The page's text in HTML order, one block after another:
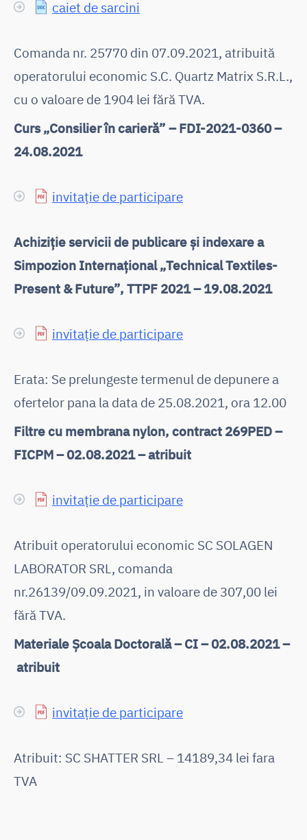
caiet de sarcini
Comanda nr. 25770 din 07.09.2021, atribuită
operatorului economic S.C. Quartz Matrix S.R.L.,
cu o valoare de 1904 lei fără TVA.
Curs „Consilier în carieră” – FDI-2021-0360 –
24.08.2021
invitație de participare
Achiziție servicii de publicare și indexare a
Simpozion Internațional „Technical Textiles-
Present & Future”, TTPF 2021 – 19.08.2021
invitație de participare
Erata: Se prelungeste termenul de depunere a
ofertelor pana la data de 25.08.2021, ora 12.00
Filtre cu membrana nylon, contract 269PED –
FICPM – 02.08.2021 – atribuit
invitație de participare
Atribuit operatorului economic SC SOLAGEN
LABORATOR SRL, comanda
nr.26139/09.09.2021, in valoare de 307,00 lei
fără TVA.
Materiale Școala Doctorală – CI – 02.08.2021 –
atribuit
invitație de participare
Atribuit: SC SHATTER SRL – 14189,34 lei fara
TVA